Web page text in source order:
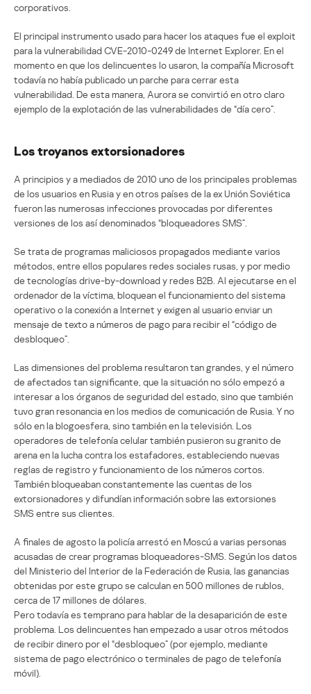
corporativos.
El principal instrumento usado para hacer los ataques fue el exploit
para la vulnerabilidad CVE-2010-0249 de Internet Explorer. En el
momento en que los delincuentes lo usaron, la compañía Microsoft
todavía no había publicado un parche para cerrar esta
vulnerabilidad. De esta manera, Aurora se convirtió en otro claro
ejemplo de la explotación de las vulnerabilidades de “día cero”.
Los troyanos extorsionadores
A principios y a mediados de 2010 uno de los principales problemas
de los usuarios en Rusia y en otros países de la ex Unión Soviética
fueron las numerosas infecciones provocadas por diferentes
versiones de los así denominados “bloqueadores SMS”.
Se trata de programas maliciosos propagados mediante varios
métodos, entre ellos populares redes sociales rusas, y por medio
de tecnologías drive-by-download y redes B2B. Al ejecutarse en el
ordenador de la víctima, bloquean el funcionamiento del sistema
operativo o la conexión a Internet y exigen al usuario enviar un
mensaje de texto a números de pago para recibir el “código de
desbloqueo”.
Las dimensiones del problema resultaron tan grandes, y el número
de afectados tan significante, que la situación no sólo empezó a
interesar a los órganos de seguridad del estado, sino que también
tuvo gran resonancia en los medios de comunicación de Rusia. Y no
sólo en la blogoesfera, sino también en la televisión. Los
operadores de telefonía celular también pusieron su granito de
arena en la lucha contra los estafadores, estableciendo nuevas
reglas de registro y funcionamiento de los números cortos.
También bloqueaban constantemente las cuentas de los
extorsionadores y difundían información sobre las extorsiones
SMS entre sus clientes.
A finales de agosto la policía arrestó en Moscú a varias personas
acusadas de crear programas bloqueadores-SMS. Según los datos
del Ministerio del Interior de la Federación de Rusia, las ganancias
obtenidas por este grupo se calculan en 500 millones de rublos,
cerca de 17 millones de dólares.
Pero todavía es temprano para hablar de la desaparición de este
problema. Los delincuentes han empezado a usar otros métodos
de recibir dinero por el “desbloqueo” (por ejemplo, mediante
sistema de pago electrónico o terminales de pago de telefonía
móvil).